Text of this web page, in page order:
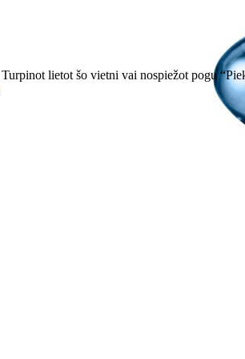
lietot šo vietni vai nospiežot pogu